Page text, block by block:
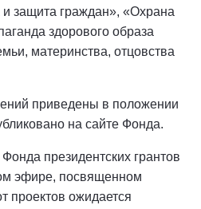
защита граждан», «Охрана
здорового образа
материнства, отцовства
приведены в положении
на сайте Фонда.
президентских грантов
эфире, посвященном
проектов ожидается